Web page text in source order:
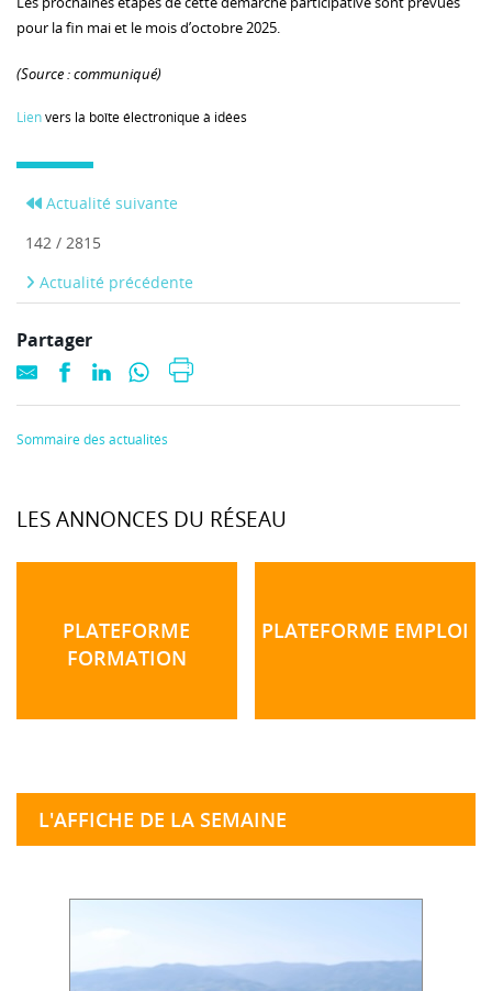
pour la fin mai et le mois d’octobre 2025.
(Source : communiqué)
Lienvers la boîte électronique à idées
Actualité suivante
142 / 2815
Actualité précédente
Partager
Sommaire des actualités
LES ANNONCES DU RÉSEAU
PLATEFORME
FORMATION
PLATEFORME EMPLOI
L'AFFICHE DE LA SEMAINE